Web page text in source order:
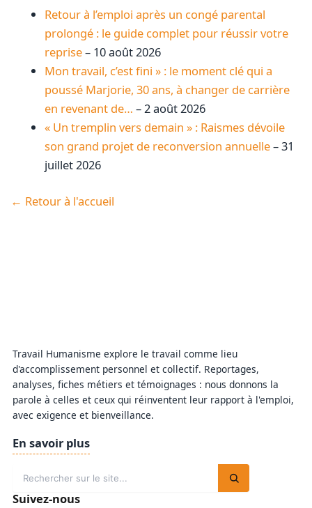
Retour à l’emploi après un congé parental
prolongé : le guide complet pour réussir votre
reprise– 10 août 2026
Mon travail, c’est fini » : le moment clé qui a
poussé Marjorie, 30 ans, à changer de carrière
en revenant de… – 2 août 2026
« Un tremplin vers demain » : Raismes dévoile
son grand projet de reconversion annuelle– 31
juillet 2026
← Retour à l'accueil
Travail Humanisme explore le travail comme lieu
d'accomplissement personnel et collectif. Reportages,
analyses, fiches métiers et témoignages : nous donnons la
parole à celles et ceux qui réinventent leur rapport à l'emploi,
avec exigence et bienveillance.
En savoir plus
Suivez-nous